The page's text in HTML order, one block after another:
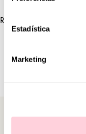
Estadística
Marketing
RELATED COLLECTIONS